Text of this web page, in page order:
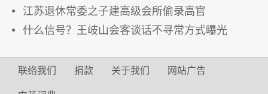
江苏退休常委之子建高级会所偷录高官
什么信号？王岐山会客谈话不寻常方式曝光
联络我们 捐款 关于我们 网站广告